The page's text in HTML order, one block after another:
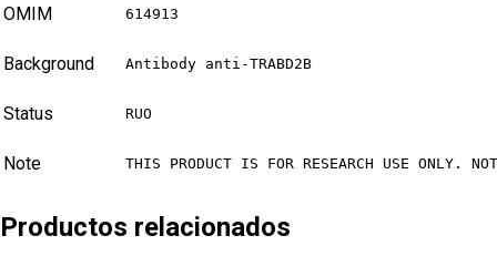
OMIM 614913
Background Antibody anti-TRABD2B
Status RUO
Note THIS PRODUCT IS FOR RESEARCH USE ONLY.
Productos relacionados